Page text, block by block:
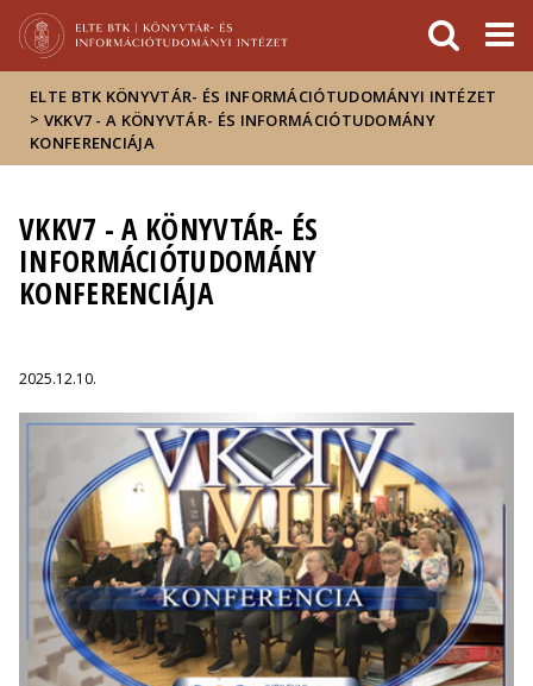
Hírek
Események
ELTE a
sajtóban
ELTE BTK KÖNYVTÁR- ÉS INFORMÁCIÓTUDOMÁNYI INTÉZET
> VKKV7 - A KÖNYVTÁR- ÉS INFORMÁCIÓTUDOMÁNY
KONFERENCIÁJA
VKKV7 - A KÖNYVTÁR- ÉS
INFORMÁCIÓTUDOMÁNY
KONFERENCIÁJA
2025.12.10.